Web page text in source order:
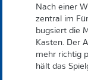
Nach einer
zentral im
bugsiert die
Kasten. Der
mehr richtig
hält das